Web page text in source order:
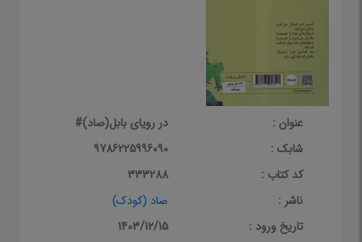
عنوان :
در رویای بابل(صاد)#
شابک :
9786225996090
کد کتاب :
333288
ناشر :
صاد (کودک)
تاریخ ورود :
1403/12/15